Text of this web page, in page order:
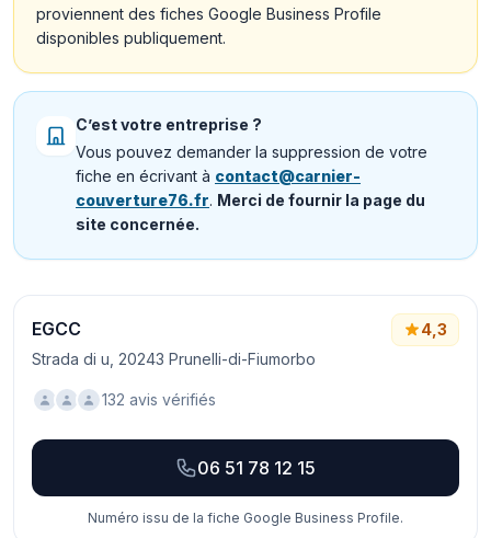
proviennent des fiches Google Business Profile
disponibles publiquement.
C’est votre entreprise ?
Vous pouvez demander la suppression de votre
fiche en écrivant à contact@carnier-
couverture76.fr. Merci de fournir la page du
site concernée.
EGCC
Strada di u, 20243 Prunelli-di-Fiumorbo
4,3
132 avis vérifiés
06 51 78 12 15
Numéro issu de la fiche Google Business Profile.